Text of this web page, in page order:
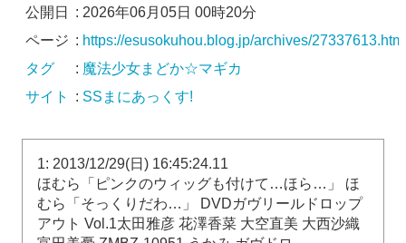
公開日 : 2026年06月05日 00時20分
ページ : https://esusokuhou.blog.jp/archives/
タグ
: 魔法少女まどか☆マギカ
サイト
: SSまにあっくす!
1: 2013/12/29(日) 16:45:24.11
ほむら「ピンクのウィッグも付けて…ほら…」 ほ
むら「そっくりだわ…」 DVDガヴリールドロップ
アウト Vol.1太田雅彦 花澤香菜 大空直美 大西沙織